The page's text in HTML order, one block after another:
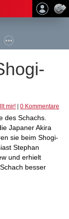
mir! 0 Kommentare
des Schachs.
Japaner Akira
sie beim Shogi-
Stephan
und erhielt
besser